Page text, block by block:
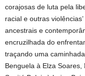
corajosas de luta pela
racial e outras
ancestrais e
encruzilhada do
traçando uma
Benguela à Elza